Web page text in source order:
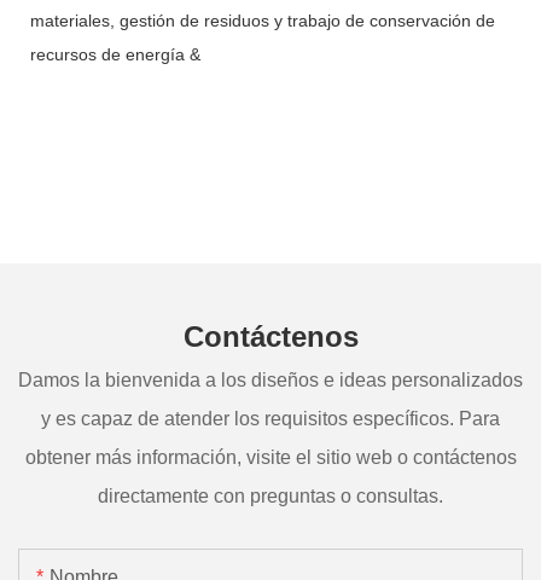
materiales, gestión de residuos y trabajo de conservación de
recursos de energía &
Contáctenos
Damos la bienvenida a los diseños e ideas personalizados
y es capaz de atender los requisitos específicos. Para
obtener más información, visite el sitio web o contáctenos
directamente con preguntas o consultas.